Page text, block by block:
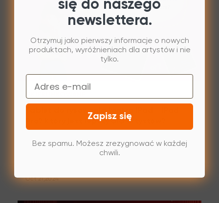
Tablet do rysowania kontra iPad / iPad
Pro? Który jest lepszy dla artystów?
wszechstronność iPada Pro, chociaż tablety do
rysowania również mają swoje mocne strony. W
tabletów do rysowania.
Oct 21,2024
się do naszego
newslettera.
Otrzymuj jako pierwszy informacje o nowych
produktach, wyróżnieniach dla artystów i nie
tylko.
Email
Zapisz się
Bez spamu. Możesz zrezygnować w każdej
chwili.